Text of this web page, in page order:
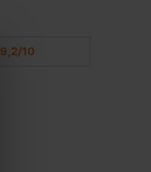
9,2/10